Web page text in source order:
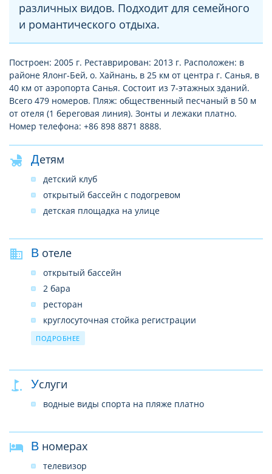
различных видов. Подходит для семейного
и романтического отдыха.
Построен: 2005 г. Реставрирован: 2013 г. Расположен: в
районе Ялонг-Бей, о. Хайнань, в 25 км от центра г. Санья, в
40 км от аэропорта Санья. Состоит из 7-этажных зданий.
Всего 479 номеров. Пляж: общественный песчаный в 50 м
от отеля (1 береговая линия). Зонты и лежаки платно.
Номер телефона: +86 898 8871 8888.
Детям
детский клуб
открытый бассейн с подогревом
детская площадка на улице
В отеле
открытый бассейн
2 бара
ресторан
круглосуточная стойка регистрации
лифт
бальный зал
4 комнаты для переговоров
банкомат
ПОДРОБНЕЕ
Услуги
водные виды спорта на пляже платно
В номерах
телевизор